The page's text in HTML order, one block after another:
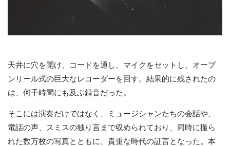
天井に穴を開け、コードを通し、マイクをセットし、オープ
ンリール式の巨大なレコーダーを回す。結果的に残されたの
は、何千時間にも及ぶ録音だった。
そこには演奏だけではなく、ミュージシャンたちの会話や、
電話の声、スミスの独り言まで収められており、同時に撮ら
れた数万枚の写真とともに、貴重な時代の証言となった。本